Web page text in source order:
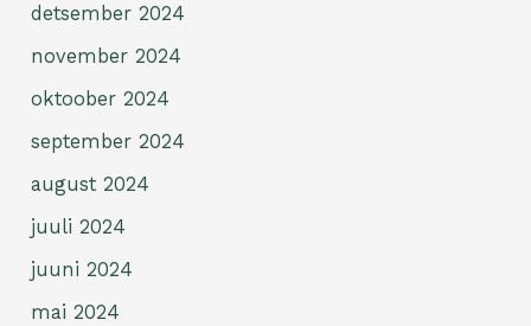
detsember 2024
november 2024
oktoober 2024
september 2024
august 2024
juuli 2024
juuni 2024
mai 2024